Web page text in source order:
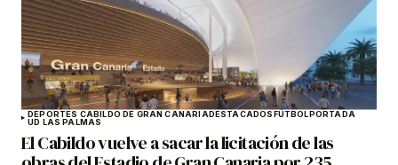
DEPORTES CABILDO DE GRAN CANARIADESTACADOSFÚTBOLPORTADA
UD LAS PALMAS
El Cabildo vuelve a sacar la licitación de las